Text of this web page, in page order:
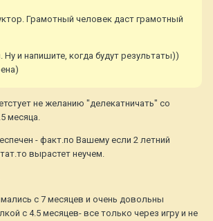
Грамотный человек даст грамотный
Ну и напишите, когда будут результаты))
не желанию "делекатничать" со
месяца.
- факт.по Вашему если 2 летний
вырастет неучем.
с 7 месяцев и очень довольны
с 4.5 месяцев- все только через игру и не